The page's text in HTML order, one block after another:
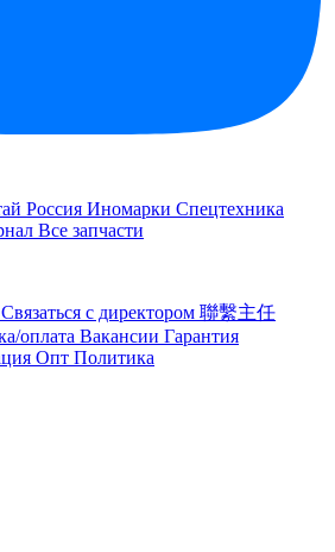
Россия Иномарки Спецтехника
Все запчасти
Связаться с директором 聯繫主任
оплата Вакансии Гарантия
Опт Политика